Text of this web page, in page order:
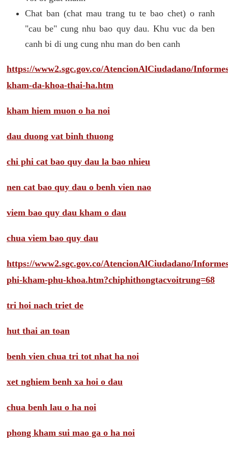
Chat ban (chat mau trang tu te bao chet) o ranh
"cau be" cung nhu bao quy dau. Khu vuc da ben
canh bi di ung cung nhu man do ben canh
https://www2.sgc.gov.co/AtencionAlCiudadano/
kham-da-khoa-thai-ha.htm
kham hiem muon o ha noi
dau duong vat binh thuong
chi phi cat bao quy dau la bao nhieu
nen cat bao quy dau o benh vien nao
viem bao quy dau kham o dau
chua viem bao quy dau
https://www2.sgc.gov.co/AtencionAlCiudadano/
phi-kham-phu-khoa.htm?chiphithongtacvoitrung=68
tri hoi nach triet de
hut thai an toan
benh vien chua tri tot nhat ha noi
xet nghiem benh xa hoi o dau
chua benh lau o ha noi
phong kham sui mao ga o ha noi